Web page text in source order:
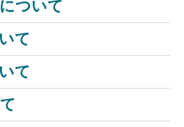
ついて
て
て